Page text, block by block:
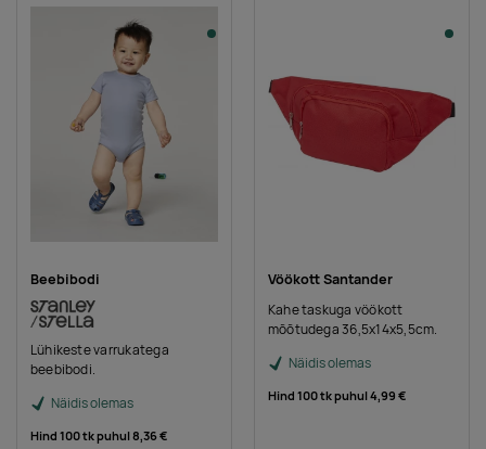
Beebibodi
Lühikeste varrukatega
beebibodi.
Näidis olemas
Hind 100 tk puhul8,36 €
Vöökott Santander
Kahe taskuga vöökott
mõõtudega 36,5x14x5,5cm.
Näidis olemas
Hind 100 tk puhul4,99 €